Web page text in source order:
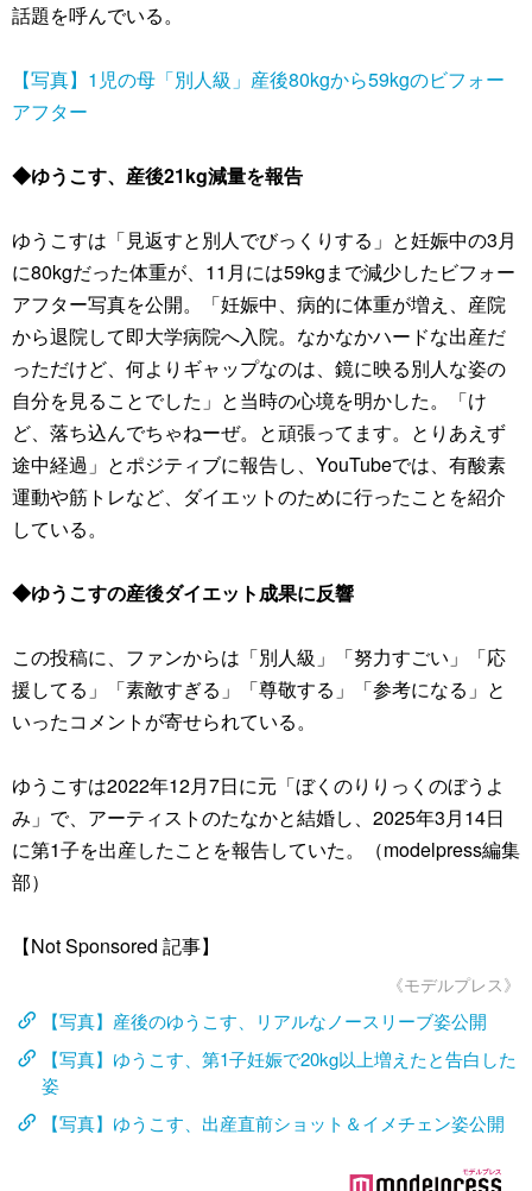
話題を呼んでいる。
【写真】1児の母「別人級」産後80kgから59kgのビフォー
アフター
◆ゆうこす、産後21kg減量を報告
ゆうこすは「見返すと別人でびっくりする」と妊娠中の3月
に80kgだった体重が、11月には59kgまで減少したビフォー
アフター写真を公開。「妊娠中、病的に体重が増え、産院
から退院して即大学病院へ入院。なかなかハードな出産だ
っただけど、何よりギャップなのは、鏡に映る別人な姿の
自分を見ることでした」と当時の心境を明かした。「け
ど、落ち込んでちゃねーぜ。と頑張ってます。とりあえず
途中経過」とポジティブに報告し、YouTubeでは、有酸素
運動や筋トレなど、ダイエットのために行ったことを紹介
している。
◆ゆうこすの産後ダイエット成果に反響
この投稿に、ファンからは「別人級」「努力すごい」「応
援してる」「素敵すぎる」「尊敬する」「参考になる」と
いったコメントが寄せられている。
ゆうこすは2022年12月7日に元「ぼくのりりっくのぼうよ
み」で、アーティストのたなかと結婚し、2025年3月14日
に第1子を出産したことを報告していた。（modelpress編集
部）
【Not Sponsored 記事】
《モデルプレス》
【写真】産後のゆうこす、リアルなノースリーブ姿公開
【写真】ゆうこす、第1子妊娠で20kg以上増えたと告白した
姿
【写真】ゆうこす、出産直前ショット＆イメチェン姿公開